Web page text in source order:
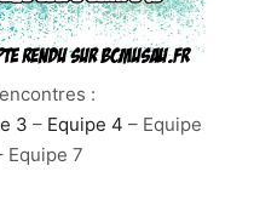
:
3 – Equipe 4 – Equipe
Equipe 7